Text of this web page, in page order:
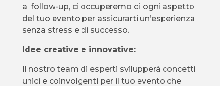
al follow-up, ci occuperemo di ogni aspetto
del tuo evento per assicurarti un’esperienza
senza stress e di successo.
Idee creative e innovative:
Il nostro team di esperti svilupperà concetti
unici e coinvolgenti per il tuo evento che